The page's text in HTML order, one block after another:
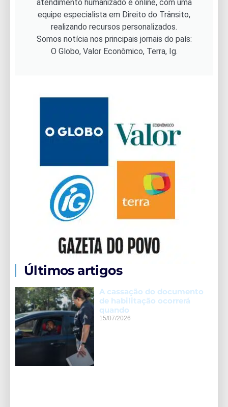
atendimento humanizado e online, com uma
equipe especialista em Direito do Trânsito,
realizando recursos personalizados.
Somos notícia nos principais jornais do país:
O Globo, Valor Econômico, Terra, Ig.
Últimos artigos
A cassação do documento
de habilitação ocorrerá
quando
15/07/2026